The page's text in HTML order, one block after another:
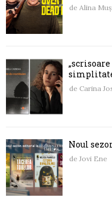
de Alina
de Carina
Noul
de Jovi Ene